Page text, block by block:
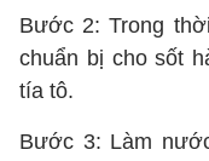
Bước 2: Trong
chuẩn bị cho sốt
tía tô.
Bước 3: Làm